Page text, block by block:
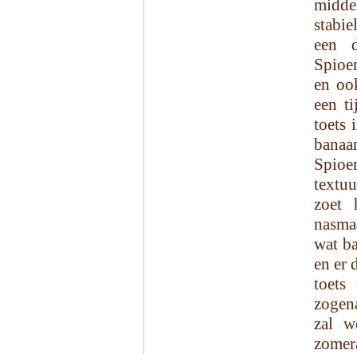
een
en
een
toets
zoet
wat
en er
toets
zal